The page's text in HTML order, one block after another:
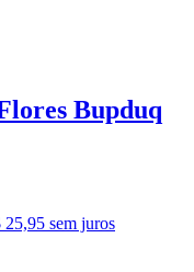
Bupduq
25,95 sem juros